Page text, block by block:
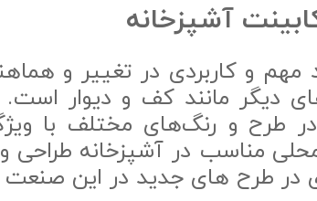
آشپزخانه
مهم و کاربردی در تغییر و
دیگر مانند کف و دیوار
در طرح و رنگ‌های مختلف با
مناسب در آشپزخانه طراحی
در طرح های جدید در این